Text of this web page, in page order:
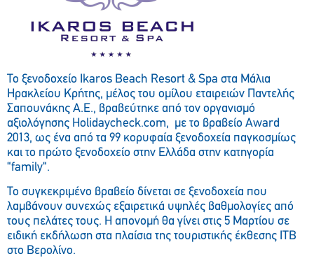
Το ξενοδοχείο Ikaros Beach Resort & Spa στα Μάλια
Ηρακλείου Κρήτης, μέλος του ομίλου εταιρειών Παντελής
Σαπουνάκης Α.Ε., βραβεύτηκε από τον οργανισμό
αξιολόγησης Holidaycheck.com, με το βραβείο Award
2013, ως ένα από τα 99 κορυφαία ξενοδοχεία παγκοσμίως
και το πρώτο ξενοδοχείο στην Ελλάδα στην κατηγορία
“family“.
Το συγκεκριμένο βραβείο δίνεται σε ξενοδοχεία που
λαμβάνουν συνεχώς εξαιρετικά υψηλές βαθμολογίες από
τους πελάτες τους. Η απονομή θα γίνει στις 5 Μαρτίου σε
ειδική εκδήλωση στα πλαίσια της τουριστικής έκθεσης ΙΤΒ
στο Βερολίνο.